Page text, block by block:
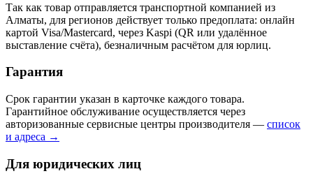
Так как товар отправляется транспортной компанией из
Алматы, для регионов действует только предоплата: онлайн
картой Visa/Mastercard, через Kaspi (QR или удалённое
выставление счёта), безналичным расчётом для юрлиц.
Гарантия
Срок гарантии указан в карточке каждого товара.
Гарантийное обслуживание осуществляется через
авторизованные сервисные центры производителя — список
и адреса →
Для юридических лиц